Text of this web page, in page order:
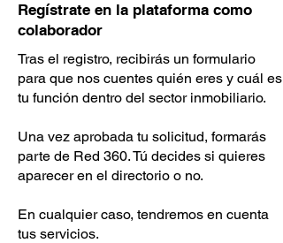
Regístrate en la plataforma como
colaborador
Tras el registro, recibirás un formulario
para que nos cuentes quién eres y cuál es
tu función dentro del sector inmobiliario.
Una vez aprobada tu solicitud, formarás
parte de Red 360. Tú decides si quieres
aparecer en el directorio o no.
En cualquier caso, tendremos en cuenta
tus servicios.